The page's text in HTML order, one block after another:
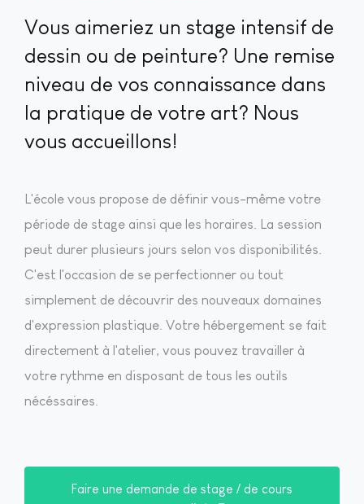
Vous aimeriez un stage intensif de
dessin ou de peinture? Une remise
niveau de vos connaissance dans
la pratique de votre art? Nous
vous accueillons!
L'école vous propose de définir vous-même votre
période de stage ainsi que les horaires. La session
peut durer plusieurs jours selon vos disponibilités.
C'est l'occasion de se perfectionner ou tout
simplement de découvrir des nouveaux domaines
d'expression plastique. Votre hébergement se fait
directement à l'atelier, vous pouvez travailler à
votre rythme en disposant de tous les outils
nécéssaires.
Faire une demande de stage / de cours